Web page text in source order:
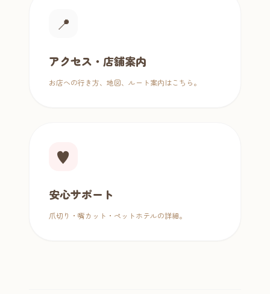
📍
アクセス・店舗案内
お店への行き方、地図、ルート案内はこちら。
♥
安心サポート
爪切り・嘴カット・ペットホテルの詳細。